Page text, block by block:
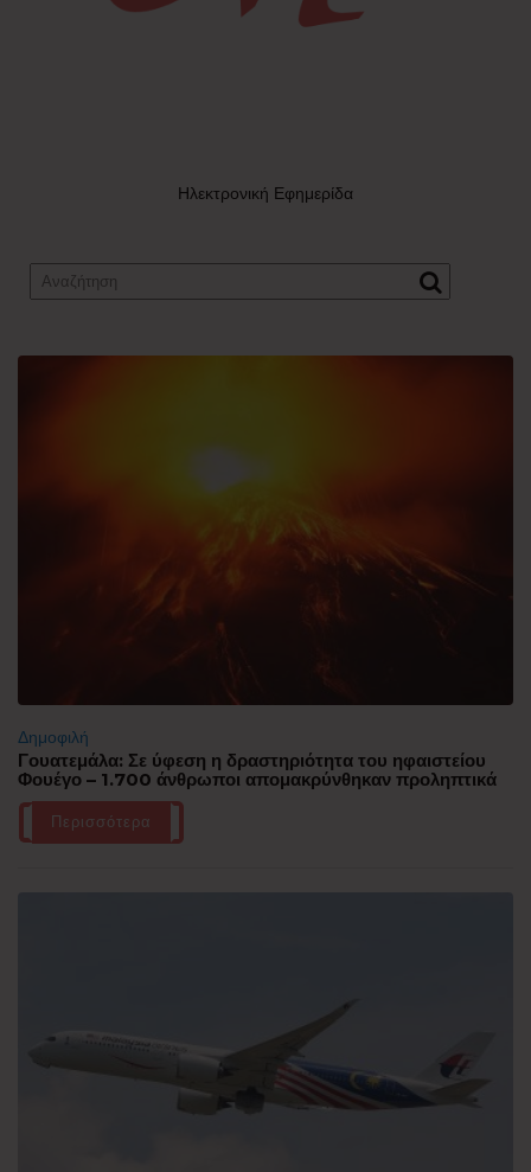
Ηλεκτρονική Εφημερίδα
Δημοφιλή
Γουατεμάλα: Σε ύφεση η δραστηριότητα του ηφαιστείου
Φουέγο – 1.700 άνθρωποι απομακρύνθηκαν προληπτικά
Περισσότερα